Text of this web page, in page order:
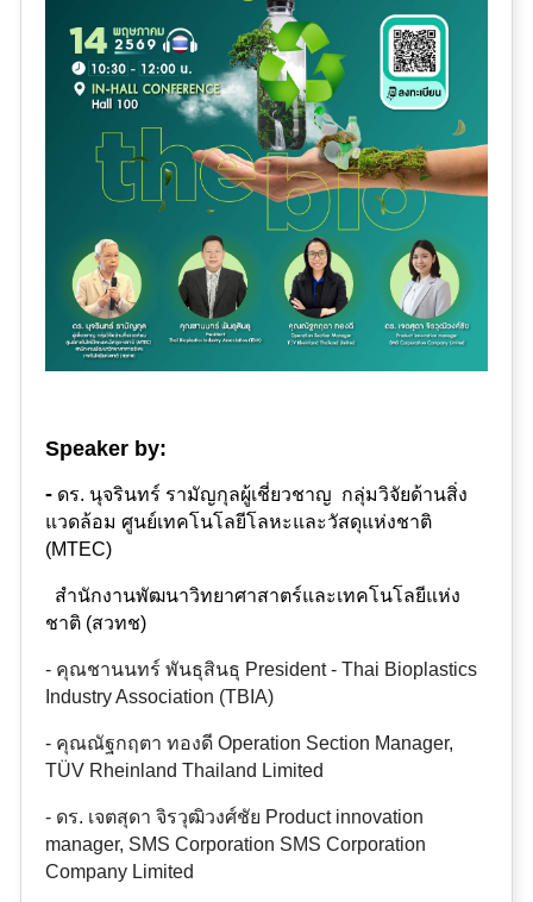
Speaker by:
- ดร. นุจรินทร์ รามัญกุลผู้เชี่ยวชาญ กลุ่มวิจัยด้านสิ่ง
แวดล้อม ศูนย์เทคโนโลยีโลหะและวัสดุแห่งชาติ
(MTEC)
สำนักงานพัฒนาวิทยาศาสาตร์และเทคโนโลยีแห่ง
ชาติ (สวทช)
- คุณชานนทร์ พันธุสินธุ President - Thai Bioplastics
Industry Association (TBIA)
- คุณณัฐกฤตา ทองดี Operation Section Manager,
TÜV Rheinland Thailand Limited
- ดร. เจตสุดา จิรวุฒิวงศ์ชัย Product innovation
manager, SMS Corporation SMS Corporation
Company Limited